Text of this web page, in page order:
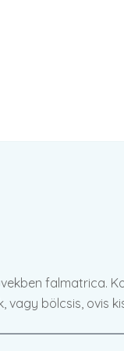
falmatrica.
vagy bölcsis, ovis